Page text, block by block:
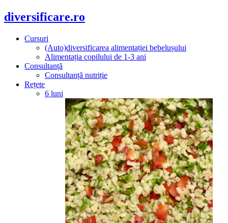
diversificare.ro
Cursuri
(Auto)diversificarea alimentației bebelușului
Alimentația copilului de 1-3 ani
Consultanță
Consultanță nutriție
Rețete
6 luni